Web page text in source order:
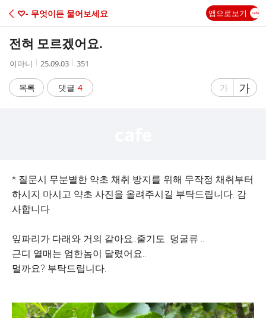
C
A
♡- 무엇이든 물어보세요 앱으로보기
전혀 모르겠어요.
작
자
이마니
작
시
간
25.09.03
조
수
351
목록 댓글 4
글
게
가
글
자
게
가
* 질문시 무분별한 약초 채취 방지를 위해 무작정 채취부터
하시지 마시고 약초 사진을 올려주시길 부탁드립니다. 감
사합니다
잎파리가 다래와 거의 같아요..줄기도 덩굴류 ..
근디 열매는 엄한놈이 달렸어요..
멀까요? 부탁드립니다.